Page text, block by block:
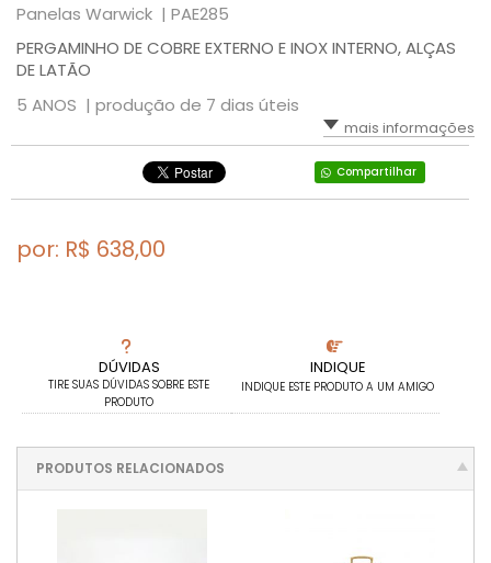
Panelas Warwick | PAE285
PERGAMINHO DE COBRE EXTERNO E INOX INTERNO, ALÇAS
DE LATÃO
5 ANOS | produção de 7 dias úteis
mais informações
Compartilhar
DÚVIDAS
TIRE SUAS DÚVIDAS SOBRE ESTE
PRODUTO
INDIQUE
INDIQUE ESTE PRODUTO A UM AMIGO
por: R$ 638,00
PRODUTOS RELACIONADOS